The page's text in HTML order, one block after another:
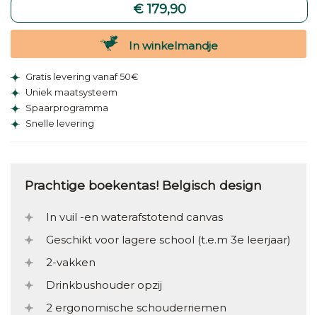
€ 179,90
In winkelmandje
Gratis levering vanaf 50€
Uniek maatsysteem
Spaarprogramma
Snelle levering
Prachtige boekentas! Belgisch design
In vuil -en waterafstotend canvas
Geschikt voor lagere school (t.e.m 3e leerjaar)
2-vakken
Drinkbushouder opzij
2 ergonomische schouderriemen